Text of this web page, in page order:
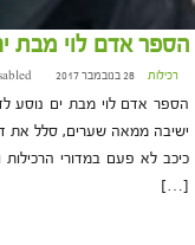
הספר אדם לוי מבת
רכילות 28 בנובמבר 2017 at 16:22
הספר אדם לוי מבת ים נוסע
ישיבה ממאה שערים, סלל את
כיכב לא פעם במדורי הרכילות
[…]